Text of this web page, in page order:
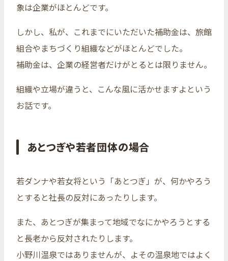
象は企業がほとんどです。
しかし、私が、これまでにいただいた補助金は、旅館
組合やまちづくり組織などがほとんどでした。
補助金は、企業の経営者だけがとるとは限りません。
組織や立場が違うと、こんな風に活かせますよという
お話です。
あとつぎや若者団体の場合
若ダンナや若女将という「あとつぎ」が、何かやろう
とすると社長の反対にあったりします。
また、あとつぎが集まって地域でなにかやろうとする
と長老から反対されたりします。
小野川温泉ではありませんが、よその温泉地ではよく